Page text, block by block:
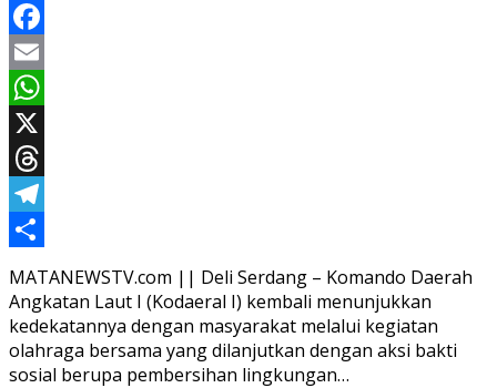
Facebook
Email
WhatsApp
X
Threads
Telegram
Share
MATANEWSTV.com || Deli Serdang – Komando Daerah
Angkatan Laut I (Kodaeral I) kembali menunjukkan
kedekatannya dengan masyarakat melalui kegiatan
olahraga bersama yang dilanjutkan dengan aksi bakti
sosial berupa pembersihan lingkungan…